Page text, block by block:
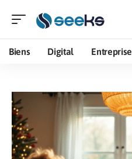
Biens Digital Entreprise